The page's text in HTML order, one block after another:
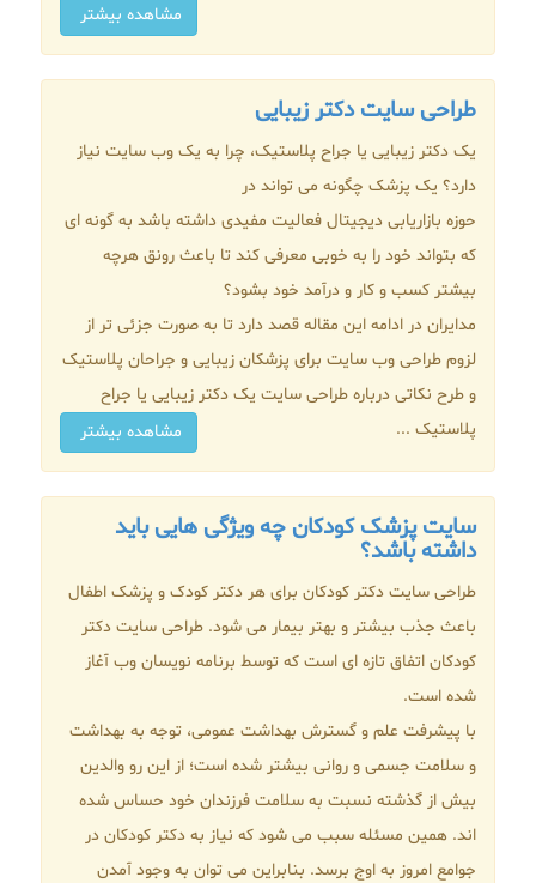
مشاهده بیشتر
طراحی سایت دکتر زیبایی
یک دکتر زیبایی یا جراح پلاستیک، چرا به یک وب سایت نیاز
دارد؟ یک پزشک چگونه می تواند در
حوزه بازاریابی دیجیتال فعالیت مفیدی داشته باشد به گونه ای
که بتواند خود را به خوبی معرفی کند تا باعث رونق هرچه
بیشتر کسب و کار و درآمد خود بشود؟
مدایران در ادامه این مقاله قصد دارد تا به صورت جزئی تر از
لزوم طراحی وب سایت برای پزشکان زیبایی و جراحان پلاستیک
و طرح نکاتی درباره طراحی سایت یک دکتر زیبایی یا جراح
پلاستیک ...
مشاهده بیشتر
سایت پزشک کودکان چه ویژگی هایی باید
داشته باشد؟
طراحی سایت دکتر کودکان برای هر دکتر کودک و پزشک اطفال
باعث جذب بیشتر و بهتر بیمار می شود. طراحی سایت دکتر
کودکان اتفاق تازه ای است که توسط برنامه نویسان وب آغاز
شده است.
با پیشرفت علم و گسترش بهداشت عمومی، توجه به بهداشت
و سلامت جسمی و روانی بیشتر شده است؛ از این رو والدین
بیش از گذشته نسبت به سلامت فرزندان خود حساس شده
اند. همین مسئله سبب می شود که نیاز به دکتر کودکان در
جوامع امروز به اوج برسد. بنابراین می توان به وجود آمدن